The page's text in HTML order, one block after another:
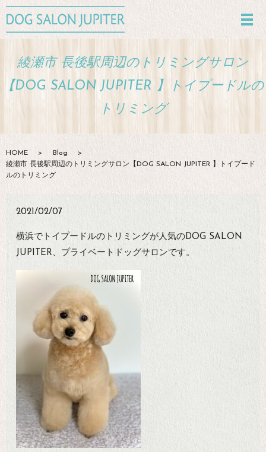
綾瀬市 長後駅周辺のトリミングサロン
【DOG SALON JUPITER 】トイプードルの
トリミング
HOME
Blog
綾瀬市 長後駅周辺のトリミングサロン【DOG SALON JUPITER 】トイプード
ルのトリミング
2021/02/07
横浜でトイプードルのトリミングが人気のDOG SALON
JUPITER、プライベートドッグサロンです。